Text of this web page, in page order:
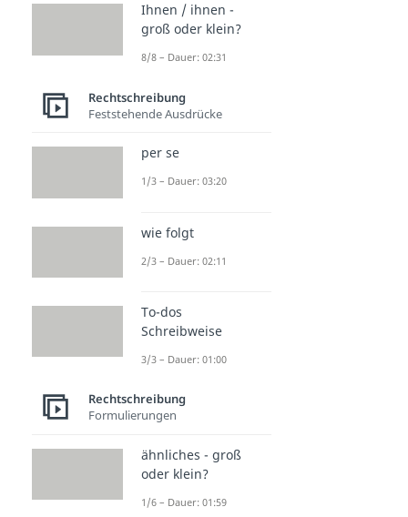
Ihnen / ihnen -
groß oder klein?
8/8 – Dauer: 02:31
Rechtschreibung
Feststehende Ausdrücke
per se
1/3 – Dauer: 03:20
wie folgt
2/3 – Dauer: 02:11
To-dos
Schreibweise
3/3 – Dauer: 01:00
Rechtschreibung
Formulierungen
ähnliches - groß
oder klein?
1/6 – Dauer: 01:59